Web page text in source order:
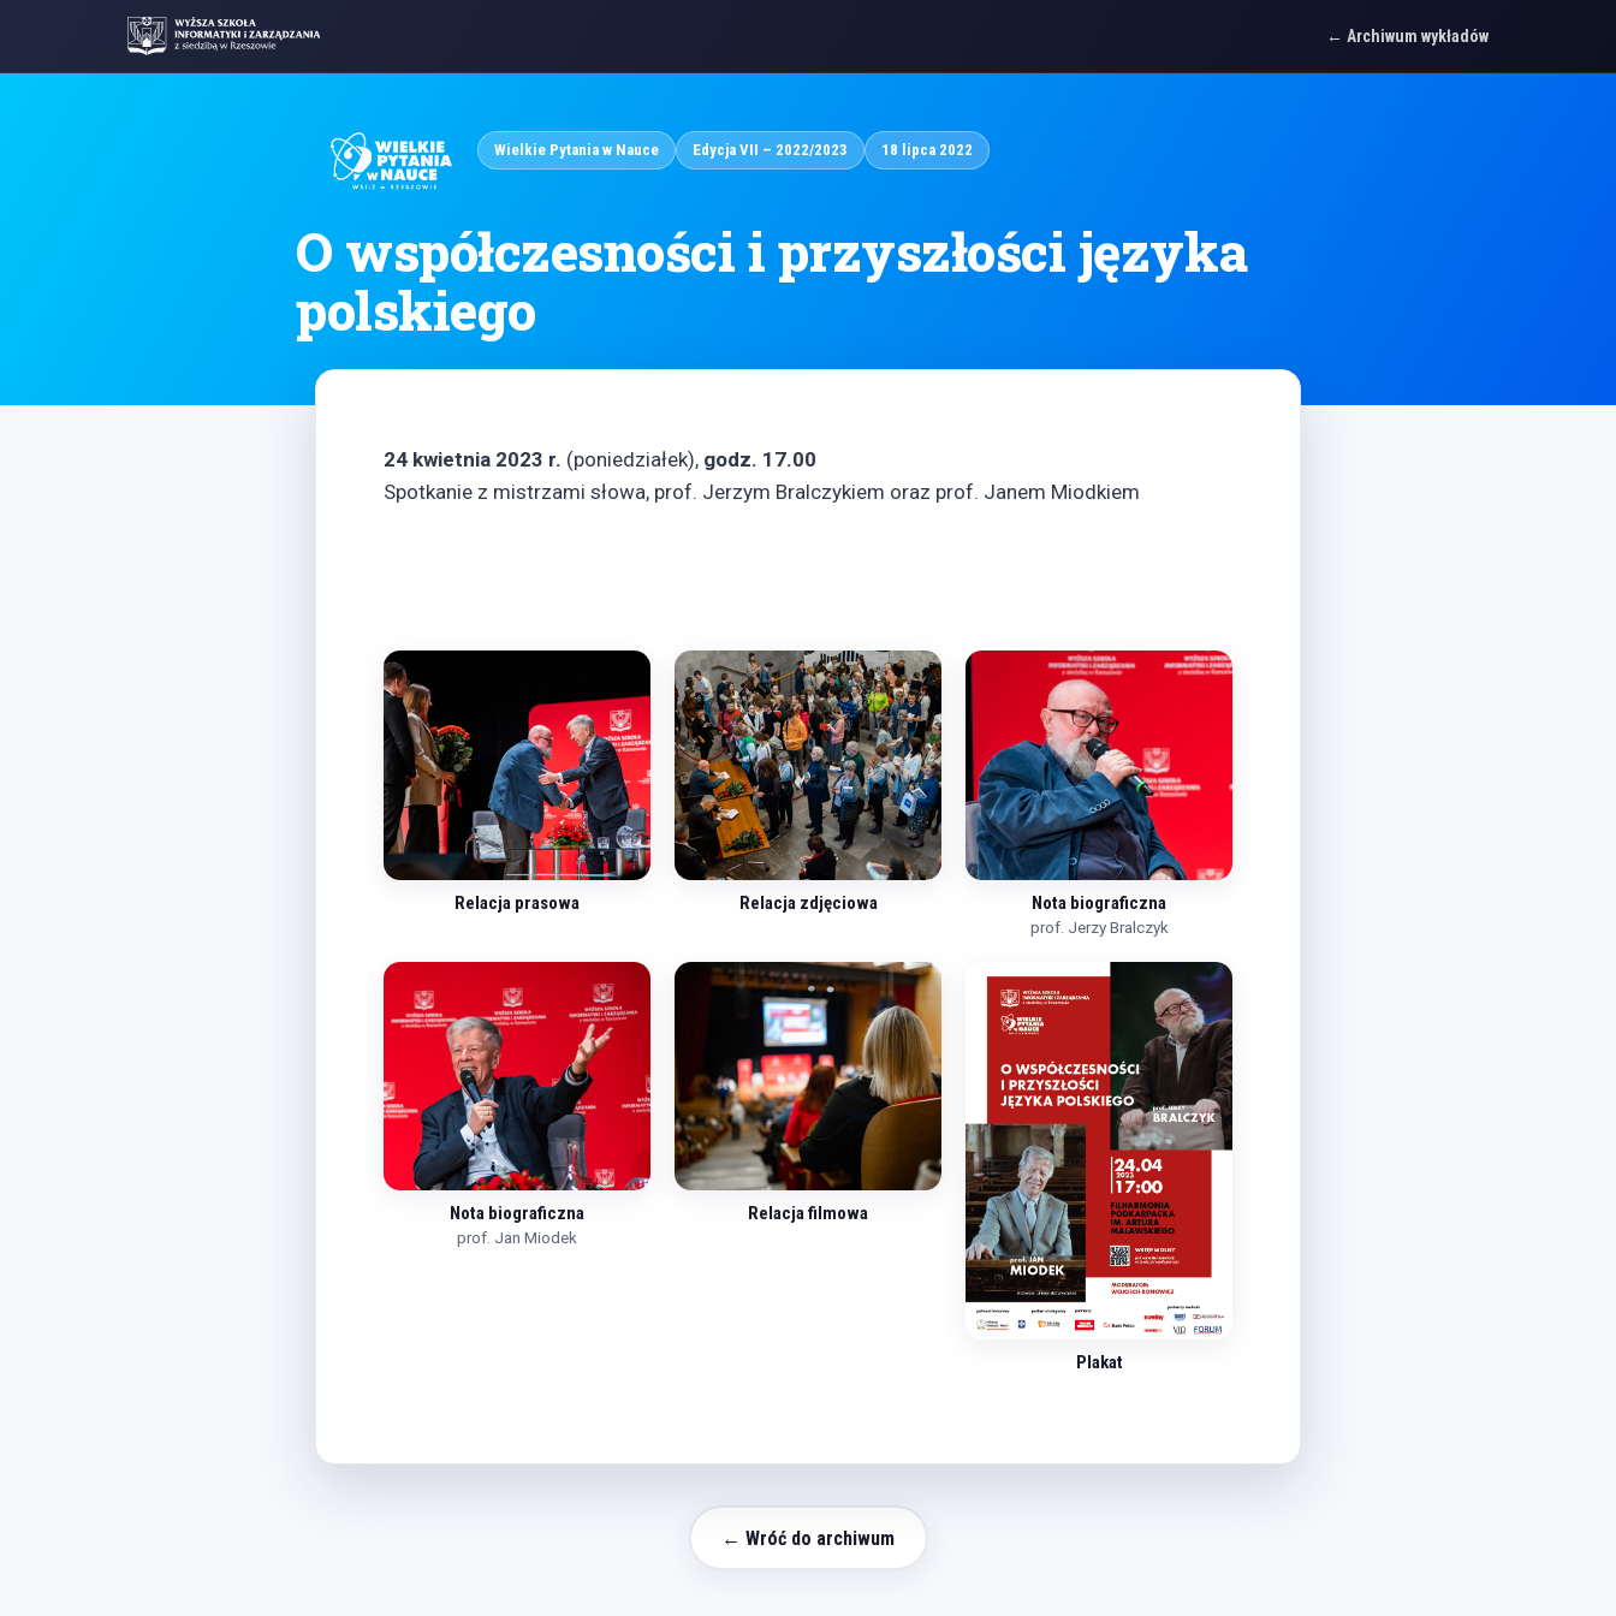
Archiwum wykładów
Wielkie Pytania w Nauce Edycja VII – 2022/2023 18 lipca 2022
O współczesności i przyszłości języka
polskiego
24 kwietnia 2023 r. (poniedziałek), godz. 17.00
Spotkanie z mistrzami słowa, prof. Jerzym Bralczykiem oraz prof. Janem Miodkiem
Relacja prasowa Relacja zdjęciowa Nota biograficzna
prof. Jerzy Bralczyk
Nota biograficzna
prof. Jan Miodek
Relacja filmowa
Plakat
← Wróć do archiwum